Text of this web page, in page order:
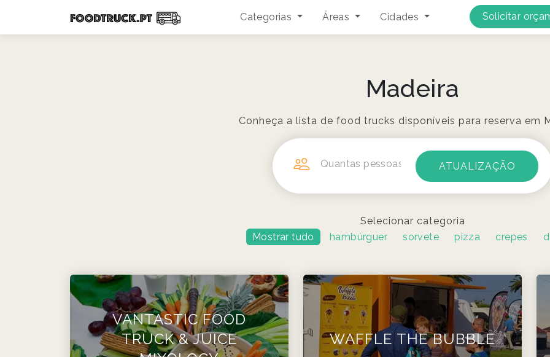
Categorias Áreas Cidades Solicitar
Madeira
Conheça a lista de food trucks disponíveis para reserva em
Quantas pessoas?
Selecionar categoria
Mostrar tudo
hambúrguer sorvete pizza crepes
VANTASTIC FOOD
TRUCK & JUICE
WAFFLE THE BUBBLE